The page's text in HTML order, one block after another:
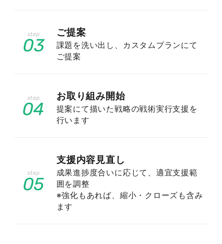
一括見積もり・大手ポータルサイトと
いう競合の存在
括見積もりサイトやポータルサイトが占めること
が少なくありません。これらと同じ土俵で正面か
ら競っても勝つのは困難です。そこで地域名を掛
す。大手が手薄なニッチな検索ニーズを拾うこと
が、中小業者の勝ち筋になります。
03
ご提案
課題を洗い出し、カスタムプランにて
ご提案
04
お取り組み開始
提案にて描いた戦略の戦術実行支援を
行います
05
支援内容見直し
成果進捗度合いに応じて、適宜支援範
囲を調整
※強化もあれば、縮小・クローズも含み
ます